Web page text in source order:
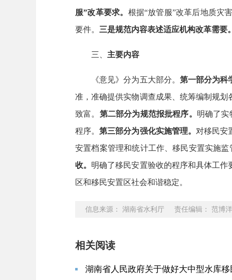
服”改革要求。 根据“放管服”改革后地质灾
要件。 三是规范内容表述适应机构改革需要。
三、 主要内容
《意见》分为五大部分。 第一部分为科
准，准确提供实物调查成果、统筹编制规
致富。 第二部分为规范报批程序。 明确了实
程序。第三部分为强化实施管理。 对移民安
安置档案管理和统计工作、移民安置实施
收。 明确了移民安置验收的程序和具体工作
区和移民安置区社会和谐稳定。
信息来源： 湖南省水利厅 责任编辑： 范博洋
相关阅读
湖南省人民政府关于做好大中型水库